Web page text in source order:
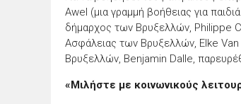
Awel (μια γραμμή βοήθειας για
δήμαρχος των Βρυξελλών, Philippe
Ασφάλειας των Βρυξελλών, Elke
Βρυξελλών, Benjamin Dalle,
«Μιλήστε με κοινωνικούς